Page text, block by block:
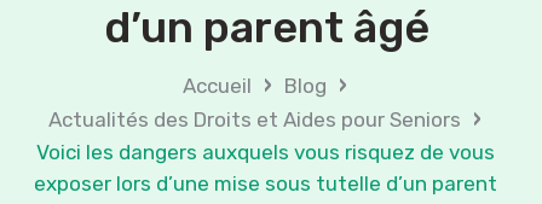
d’un parent âgé
Accueil › Blog ›
Actualités des Droits et Aides pour Seniors ›
Voici les dangers auxquels vous risquez de vous
exposer lors d’une mise sous tutelle d’un parent